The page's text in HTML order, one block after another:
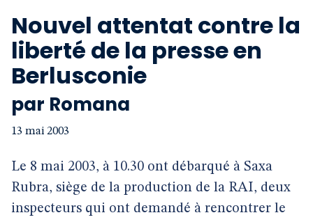
Notre revue
Boutique
Nouvel attentat contre la
liberté de la presse en
Berlusconie
par Romana
13 mai 2003
Le 8 mai 2003, à 10.30 ont débarqué à Saxa
Rubra, siège de la production de la RAI, deux
inspecteurs qui ont demandé à rencontrer le